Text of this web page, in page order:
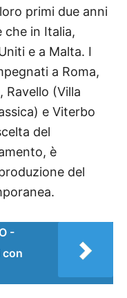
primi due anni
che in Italia,
e a Malta. I
a Roma,
Ravello (Villa
e Viterbo
del
è
del
-
con